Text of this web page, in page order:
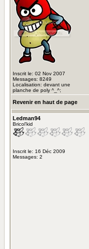
Inscrit le: 02 Nov 2007
Messages: 8249
Localisation: devant une
planche de poly ^_^;
Revenir en haut de page
Ledman94
Bricol'kid
Inscrit le: 16 Déc 2009
Messages: 2